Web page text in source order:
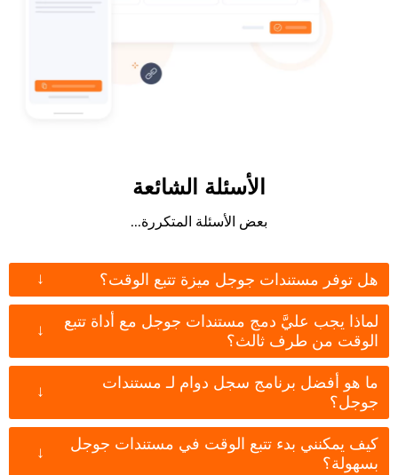
الأسئلة الشائعة
بعض الأسئلة المتكررة...
هل توفر مستندات جوجل ميزة تتبع الوقت؟ ↓
لماذا يجب عليَّ دمج مستندات جوجل مع أداة تتبع
الوقت من طرف ثالث؟
↓
ما هو أفضل برنامج سجل دوام لـ مستندات
جوجل؟
↓
كيف يمكنني بدء تتبع الوقت في مستندات جوجل
بسهولة؟
↓